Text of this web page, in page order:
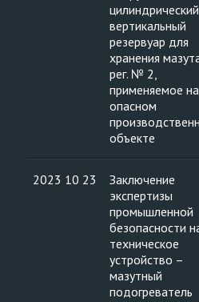
цилиндрический
вертикальный
резервуар для
хранения
рег. № 2,
применяемое на
опасном
объекте
2023 10 23
Заключение
экспертизы
промышленной
безопасности
техническое
устройство –
мазутный
подогреватель